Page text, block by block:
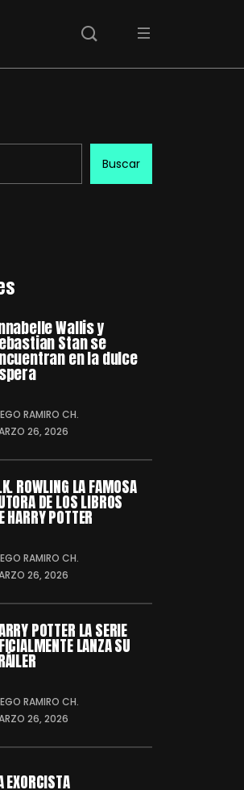
Buscar
Wallis y
Stan se
en la dulce
RAMIRO CH.
26, 2026
ROWLING LA FAMOSA
DE LOS LIBROS
HARRY POTTER
RAMIRO CH.
26, 2026
POTTER LA SERIE
LANZA SU
RAMIRO CH.
26, 2026
EXORCISTA